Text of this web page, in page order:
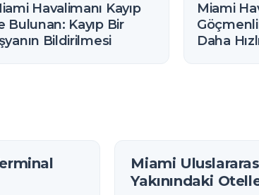
Havalimanı Kayıp
Bulunan: Kayıp Bir
Bildirilmesi
Miami
Daha
Miami
Yakınındaki